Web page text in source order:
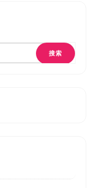
搜索